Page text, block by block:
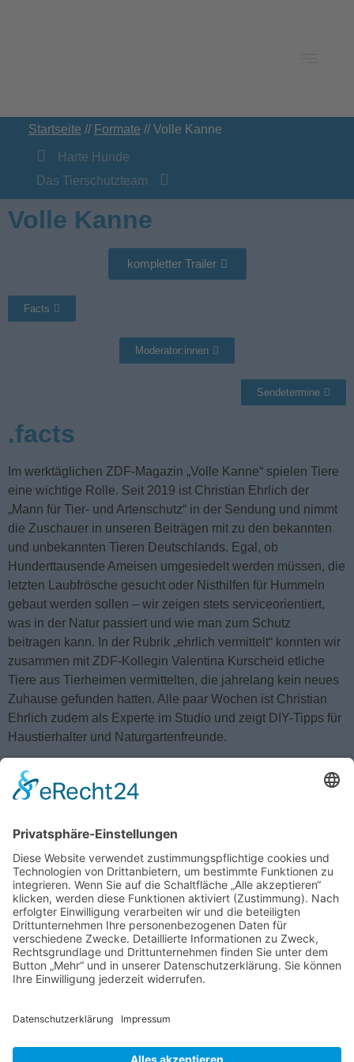
Startseite // Formate // Volle Kanne
Harte Hunde
Das Tierschutzteam
Volle Kanne
kompletter Trailer
Facts
Moderator:innen
Sendetermine
.facts
Im werktäglichen ZDF-Magazin „Volle Kanne“ spielen Tiere
eine wichtige Rolle. Seit 2019 ist Christian Ehrlich der
„Mann für Tier- und Artenschutz“ in der Sendung und nimmt
die Zuschauer in unseren Beiträgen mit zu den bekannten
und unbekannten Tieren Deutschlands. Egal, ob
Hunderttausende Ameisen umgesiedelt werden müssen, die
letzten Laubfrösche gesucht oder Nisthilfen für Hummeln
gebaut werden sollen – wir zeigen stets serviceorientiert,
was in der Natur passiert und wie man zum Schutz
beitragen kann. In der Rubrik „ehrlich vermittelt“ konnten wir
zusammen mit ZDF-Kollegin Valentina Kurscheid etliche
Tiere aus Tierheimen vermittelten, die jahrelang kein neues
Zuhause gefunden hatten. Alle paar Wochen ist Christian
Ehrlich zudem als Experte im Studio und zeigt DIY-Tipps für
Haustierhalter und Naturgartenfreunde.
.MODERATOR:INNEN
Christian Ehrlich
Christian Ehrlich ist Tierfilmer, Produzent und Tier-Experte